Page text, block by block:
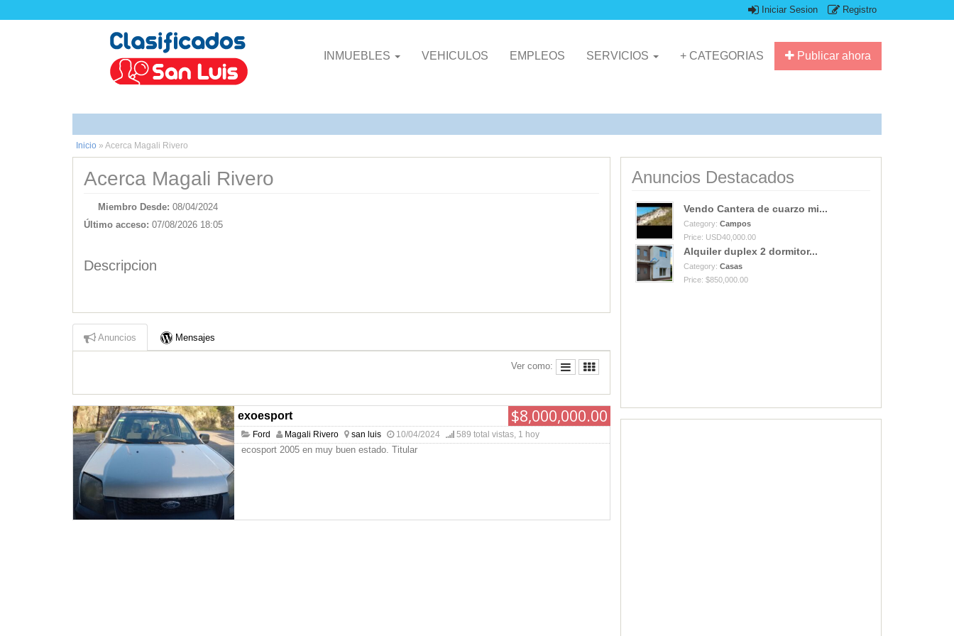
Iniciar Sesion Registro
Publicar ahora
INMUEBLES VEHICULOS EMPLEOS SERVICIOS + CATEGORIAS
Inicio » Acerca Magali Rivero
Acerca Magali Rivero
Miembro Desde: 08/04/2024
Último acceso: 07/08/2026 18:05
Descripcion
Anuncios Mensajes
Ver como:
$8,000,000.00
exoesport
Ford Magali Rivero san luis 10/04/2024 589 total vistas, 1 hoy
ecosport 2005 en muy buen estado. Titular
Anuncios Destacados
Vendo Cantera de cuarzo mi...
Category: Campos
Price: USD40,000.00
Alquiler duplex 2 dormitor...
Category: Casas
Price: $850,000.00